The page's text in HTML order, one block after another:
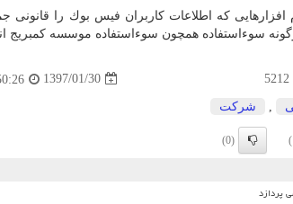
افزارهایی كه اطلاعات كاربران فیس بوك را
سوءاستفاده همچون سوءاستفاده موسسه كمبریج
5212
1397/01/30
شركت
(0)
پردازد